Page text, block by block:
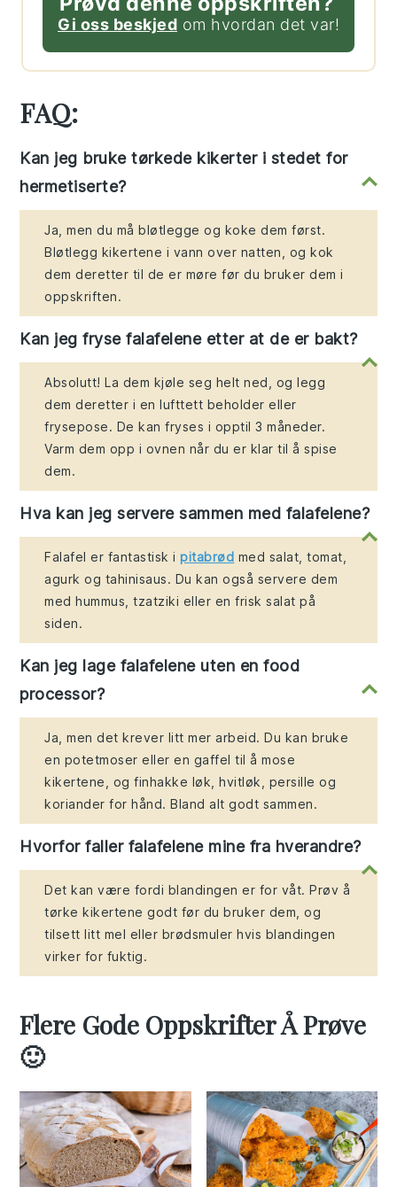
Gi oss beskjed om hvordan det var!
FAQ:
Kan jeg bruke tørkede kikerter i stedet for
hermetiserte?
Ja, men du må bløtlegge og koke dem først.
Bløtlegg kikertene i vann over natten, og kok
dem deretter til de er møre før du bruker dem i
oppskriften.
Kan jeg fryse falafelene etter at de er bakt?
Absolutt! La dem kjøle seg helt ned, og legg
dem deretter i en lufttett beholder eller
frysepose. De kan fryses i opptil 3 måneder.
Varm dem opp i ovnen når du er klar til å spise
dem.
Hva kan jeg servere sammen med falafelene?
Falafel er fantastisk ipitabrød med salat, tomat,
agurk og tahinisaus. Du kan også servere dem
med hummus, tzatziki eller en frisk salat på
siden.
Kan jeg lage falafelene uten en food
processor?
Ja, men det krever litt mer arbeid. Du kan bruke
en potetmoser eller en gaffel til å mose
kikertene, og finhakke løk, hvitløk, persille og
koriander for hånd. Bland alt godt sammen.
Hvorfor faller falafelene mine fra hverandre?
Det kan være fordi blandingen er for våt. Prøv å
tørke kikertene godt før du bruker dem, og
tilsett litt mel eller brødsmuler hvis blandingen
virker for fuktig.
Flere Gode Oppskrifter Å Prøve
🙂